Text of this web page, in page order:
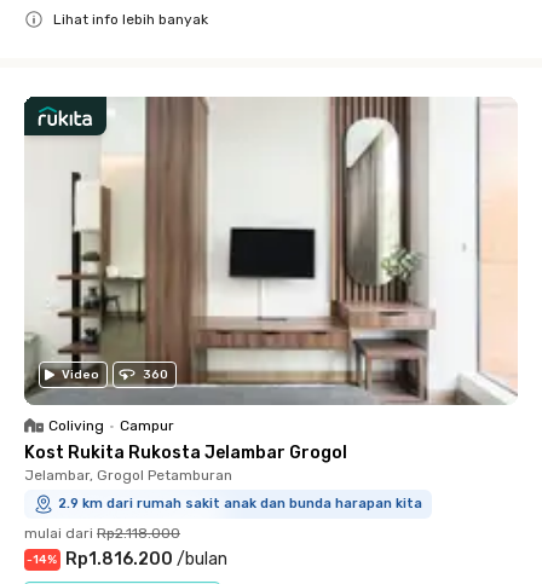
Lihat info lebih banyak
Video 360
Coliving • Campur
Kost Rukita Rukosta Jelambar Grogol
Jelambar, Grogol Petamburan
2.9 km dari rumah sakit anak dan bunda harapan kita
mulai dari Rp2.118.000
-14% Rp1.816.200 /bulan